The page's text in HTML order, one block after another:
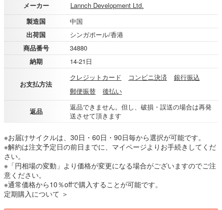
メーカー
Lannch Development Ltd.
製造国
中国
出荷国
シンガポール/香港
商品番号
34880
納期
14-21日
お支払方法
クレジットカード コンビニ決済
銀行振込
郵便振替
後払い
返品
返品できません。但し、破損・誤送の場合は再発
送させて頂きます
※お届けサイクルは、30日・60日・90日毎から選択が可能です。
※解約は注文予定日の前日までに、マイページよりお手続きしてくだ
さい。
※「円相場の変動」より価格が変更になる場合がございますのでご注
意ください。
※通常価格から10％offで購入することが可能です。
定期購入について ＞